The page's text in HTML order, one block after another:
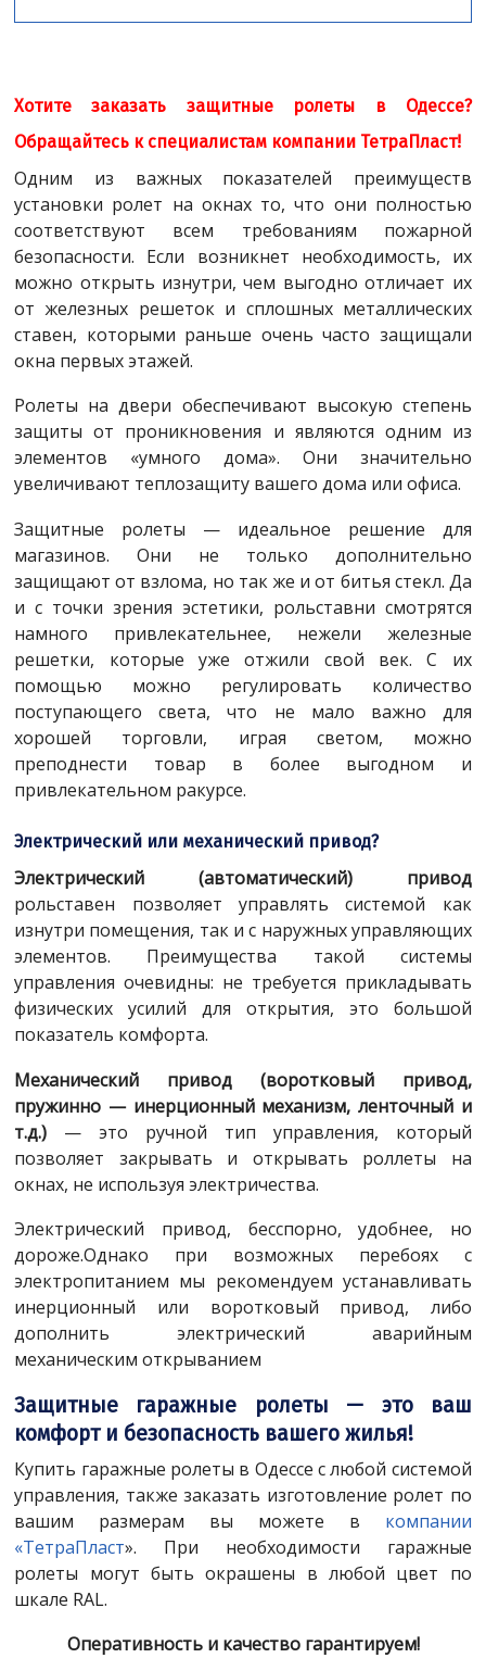
Хотите заказать защитные ролеты в Одессе?
Обращайтесь к специалистам компании ТетраПласт!
Одним из важных показателей преимуществ
установки ролет на окнах то, что они полностью
соответствуют всем требованиям пожарной
безопасности. Если возникнет необходимость, их
можно открыть изнутри, чем выгодно отличает их
от железных решеток и сплошных металлических
ставен, которыми раньше очень часто защищали
окна первых этажей.
Ролеты на двери обеспечивают высокую степень
защиты от проникновения и являются одним из
элементов «умного дома». Они значительно
увеличивают теплозащиту вашего дома или офиса.
Защитные ролеты — идеальное решение для
магазинов. Они не только дополнительно
защищают от взлома, но так же и от битья стекл. Да
и с точки зрения эстетики, рольставни смотрятся
намного привлекательнее, нежели железные
решетки, которые уже отжили свой век. С их
помощью можно регулировать количество
поступающего света, что не мало важно для
хорошей торговли, играя светом, можно
преподнести товар в более выгодном и
привлекательном ракурсе.
Электрический или механический привод?
Электрический (автоматический) привод
рольставен позволяет управлять системой как
изнутри помещения, так и с наружных управляющих
элементов. Преимущества такой системы
управления очевидны: не требуется прикладывать
физических усилий для открытия, это большой
показатель комфорта.
Механический привод (воротковый привод,
пружинно — инерционный механизм, ленточный и
т.д.) — это ручной тип управления, который
позволяет закрывать и открывать роллеты на
окнах, не используя электричества.
Электрический привод, бесспорно, удобнее, но
дороже.Однако при возможных перебоях с
электропитанием мы рекомендуем устанавливать
инерционный или воротковый привод, либо
дополнить электрический аварийным
механическим открыванием
Защитные гаражные ролеты — это ваш
комфорт и безопасность вашего жилья!
Купить гаражные ролеты в Одессе с любой системой
управления, также заказать изготовление ролет по
вашим размерам вы можете в компании
«ТетраПласт». При необходимости гаражные
ролеты могут быть окрашены в любой цвет по
шкале RAL.
Оперативность и качество гарантируем!